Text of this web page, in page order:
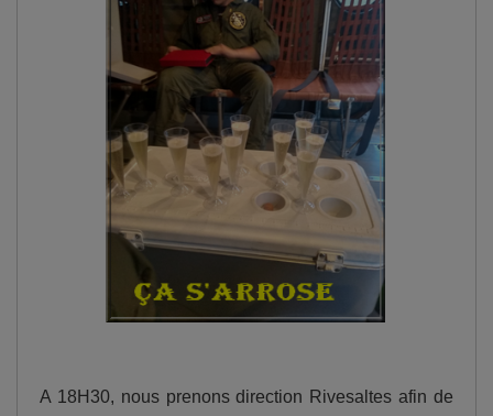
A 18H30, nous prenons direction Rivesaltes afin de